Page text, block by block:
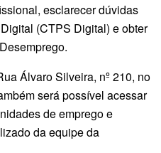
esclarecer dúvidas
(CTPS Digital) e obter
Álvaro Silveira, nº 210, no
será possível acessar
de emprego e
da equipe da